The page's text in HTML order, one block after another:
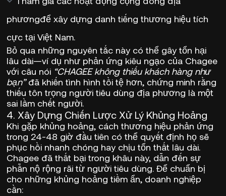
phươngđể xây dựng danh tiếng thương hiệu tích
cực tại Việt Nam.
Bỏ qua những nguyên tắc này có thể gây tổn hại
lâu dài—ví dụ như phản ứng kiêu ngạo của Chagee
với câu nói “CHAGEE không thiếu khách hàng như
bạn”đã khiến tình hình tồi tệ hơn, chứng minh rằng
thiếu tôn trọng người tiêu dùng địa phương là một
sai lầm chết người.
4. Xây Dựng Chiến Lược Xử Lý Khủng Hoảng
Khi gặp khủng hoảng, cách thương hiệu phản ứng
trong 24-48 giờ đầu tiên có thể quyết định họ sẽ
phục hồi nhanh chóng hay chịu tổn thất lâu dài.
Chagee đã thất bại trong khâu này, dẫn đến sự
phẫn nộ rộng rãi từ người tiêu dùng. Để chuẩn bị
cho những khủng hoảng tiềm ẩn, doanh nghiệp
cần: